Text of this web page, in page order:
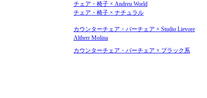
チェア・椅子 × Andreu World
チェア・椅子 × ナチュラル
カウンターチェア・バーチェア × Studio Lievore
Altherr Molina
カウンターチェア・バーチェア × ブラック系